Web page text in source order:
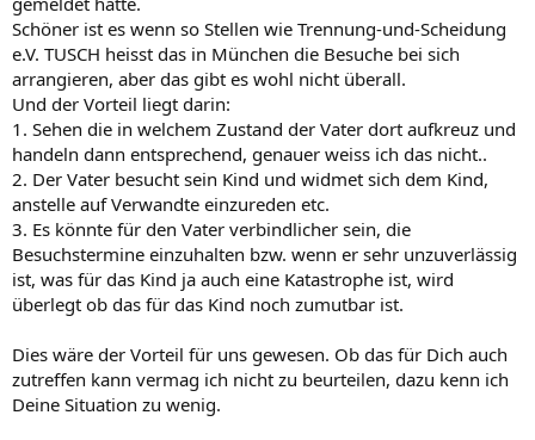
Schöner ist es wenn so Stellen wie Trennung-und-Scheidung
e.V. TUSCH heisst das in München die Besuche bei sich
arrangieren, aber das gibt es wohl nicht überall.
Und der Vorteil liegt darin:
1. Sehen die in welchem Zustand der Vater dort aufkreuz und
handeln dann entsprechend, genauer weiss ich das nicht..
2. Der Vater besucht sein Kind und widmet sich dem Kind,
anstelle auf Verwandte einzureden etc.
3. Es könnte für den Vater verbindlicher sein, die
Besuchstermine einzuhalten bzw. wenn er sehr unzuverlässig
ist, was für das Kind ja auch eine Katastrophe ist, wird
überlegt ob das für das Kind noch zumutbar ist.
Dies wäre der Vorteil für uns gewesen. Ob das für Dich auch
zutreffen kann vermag ich nicht zu beurteilen, dazu kenn ich
Deine Situation zu wenig.